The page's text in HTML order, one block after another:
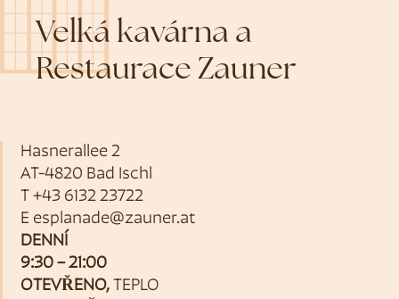
Velká kavárna a
Restaurace Zauner
Hasnerallee 2
AT-4820 Bad Ischl
T +43 6132 23722
E esplanade@zauner.at
DENNÍ
9:30 – 21:00
OTEVŘENO, TEPLO